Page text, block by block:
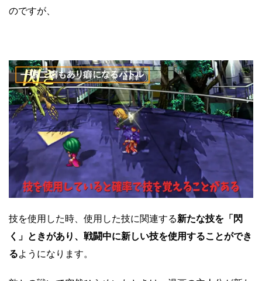
のですが、
技を使用した時、使用した技に関連する新たな技を「閃
く」ときがあり、戦闘中に新しい技を使用することができ
るようになります。